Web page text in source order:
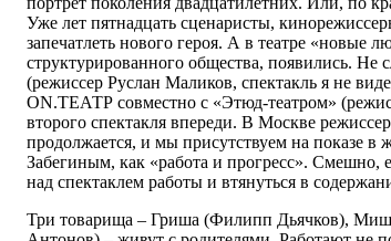
Уже лет пятнадцать сценаристы,
запечатлеть нового героя. А в театре «новые
структурированного общества, появились. Не
(режиссер Руслан Маликов, спектакль я не
ON.ТЕАТР совместно с «Этюд-театром»
второго спектакля впереди. В Москве
продолжается, и мы присутствуем на показе в
Забегиным, как «работа и прогресс». Смешно,
над спектаклем работы и втянуться в
Три товарища – Гриша (Филипп Дьячков),